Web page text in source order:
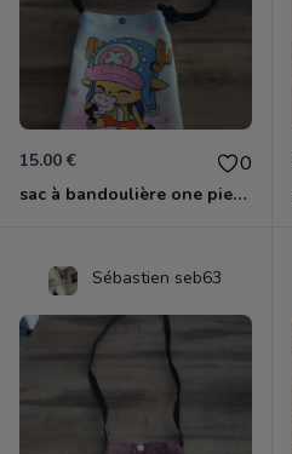
15.00 € 0
sac à bandoulière one piece chopper
Sébastien seb63